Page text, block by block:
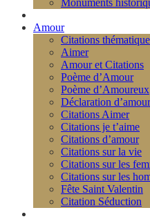
Monuments
Amour
Citations
Aimer
Amour et Citations
Poème d’Amour
Poème d’Amoureux
Déclaration d’amour
Citations Aimer
Citations je t’aime
Citations d’amour
Citations sur la vie
Citations sur les
Citations sur les
Fête Saint Valentin
Citation Séduction